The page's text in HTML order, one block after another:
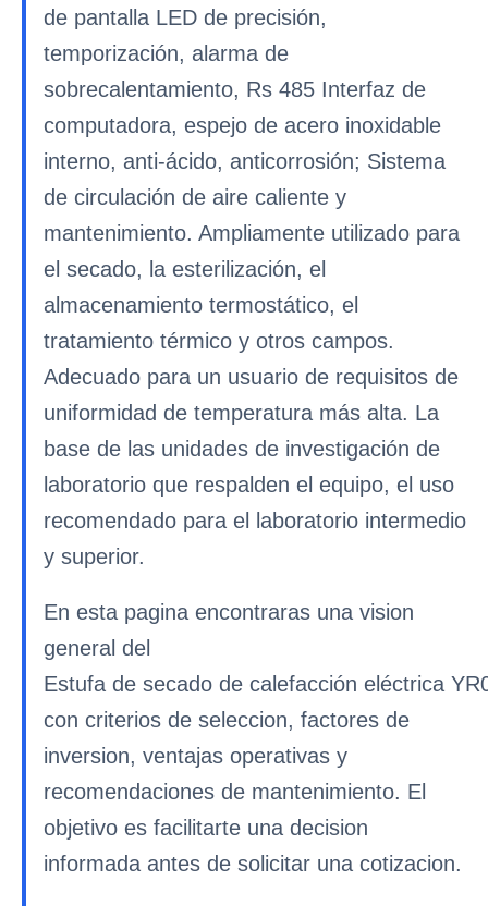
de pantalla LED de precisión,
temporización, alarma de
sobrecalentamiento, Rs 485 Interfaz de
computadora, espejo de acero inoxidable
interno, anti-ácido, anticorrosión; Sistema
de circulación de aire caliente y
mantenimiento. Ampliamente utilizado para
el secado, la esterilización, el
almacenamiento termostático, el
tratamiento térmico y otros campos.
Adecuado para un usuario de requisitos de
uniformidad de temperatura más alta. La
base de las unidades de investigación de
laboratorio que respalden el equipo, el uso
recomendado para el laboratorio intermedio
y superior.
En esta pagina encontraras una vision
general del
Estufa de secado de calefacción eléctrica
con criterios de seleccion, factores de
inversion, ventajas operativas y
recomendaciones de mantenimiento. El
objetivo es facilitarte una decision
informada antes de solicitar una cotizacion.